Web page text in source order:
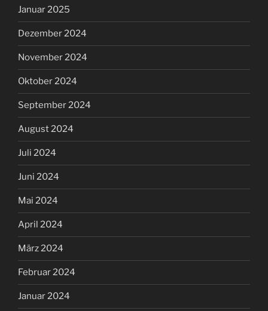
Januar 2025
Dezember 2024
November 2024
Oktober 2024
September 2024
August 2024
Juli 2024
Juni 2024
Mai 2024
April 2024
März 2024
Februar 2024
Januar 2024